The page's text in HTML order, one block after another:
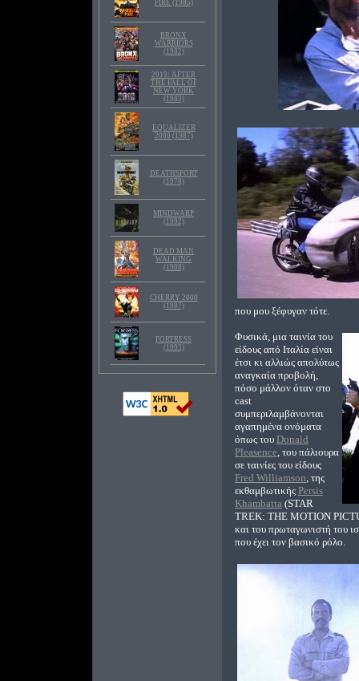
FIRE (1985)
BRONX
WARRIORS
(1982)
2019: AFTER
THE FALL OF
NEW YORK
(1983)
EQUALIZER
2000 (1987)
DEATHSPORT
(1978)
MINDWARP
(1992)
DEAD MAN
WALKING
(1988)
CHERRY 2000
(1987)
FORTRESS
(1993)
που μου ξέφυγαν τότε.
Φυσικά, μια ταινία του
είδους από Ιταλία είναι
έτσι κι αλλιώς απολύτως
αναγκαία προβολή,
πόσο μάλλον όταν στο
cast
συμπεριλαμβάνονται
αγαπημένα ονόματα
όπως του Donald
Pleasence, του πάλιουρα
σε ταινίες του είδους
Fred Williamson, της
εκθαμβωτικής Persis
Khambatta (STAR
TREK: THE MOTION
και του πρωταγωνιστή του
που έχει τον βασικό ρόλο.